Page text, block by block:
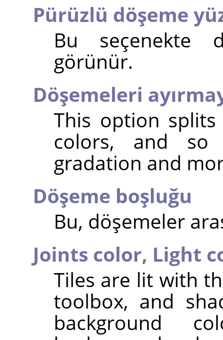
Pürüzlü döşeme
Bu seçenekte
görünür.
Döşemeleri
This option
colors, and
gradation and
Döşeme boşluğu
Bu, döşemeler
Joints color, Light
Tiles are lit with
toolbox, and
background